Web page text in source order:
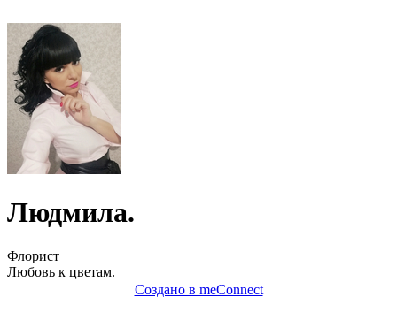
Людмила.
Флорист
Любовь к цветам.
Создано в meConnect